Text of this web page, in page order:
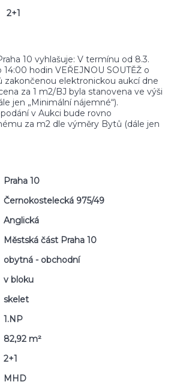
2+1
10 vyhlašuje: V termínu od 8.3.
hodin VEŘEJNOU SOUTĚŽ o
zakončenou elektronickou aukcí dne
za 1 m2/BJ byla stanovena ve výši
jen „Minimální nájemné“).
v Aukci bude rovno
za m2 dle výměry Bytů (dále jen
Praha 10
Černokostelecká 975/49
Anglická
Městská část Praha 10
obytná - obchodní
v bloku
skelet
1.NP
82,92 m²
2+1
MHD